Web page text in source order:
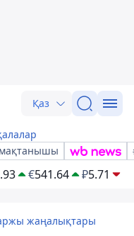
Қаз
€541.64 ₽5.71
жаңалықтары